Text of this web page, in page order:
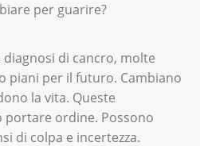
per guarire?
di cancro, molte
piani per il futuro. Cambiano
la vita. Queste
portare ordine. Possono
di colpa e incertezza.